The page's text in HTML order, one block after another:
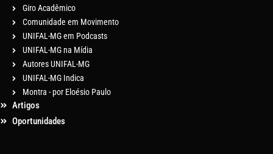
Giro Acadêmico
Comunidade em Movimento
UNIFAL-MG em Podcasts
UNIFAL-MG na Mídia
Autores UNIFAL-MG
UNIFAL-MG Indica
Montra - por Eloésio Paulo
Artigos
Oportunidades